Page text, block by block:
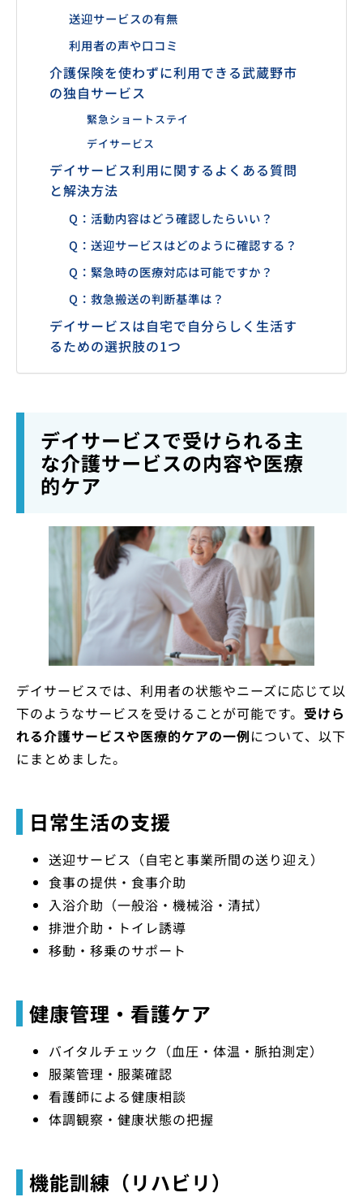
送迎サービスの有無
利用者の声や口コミ
介護保険を使わずに利用できる武蔵野市
の独自サービス
緊急ショートステイ
デイサービス
デイサービス利用に関するよくある質問
と解決方法
Q：活動内容はどう確認したらいい？
Q：送迎サービスはどのように確認する？
Q：緊急時の医療対応は可能ですか？
Q：救急搬送の判断基準は？
デイサービスは自宅で自分らしく生活す
るための選択肢の1つ
デイサービスで受けられる主
な介護サービスの内容や医療
的ケア
デイサービスでは、利用者の状態やニーズに応じて以
下のようなサービスを受けることが可能です。 受けら
れる介護サービスや医療的ケアの一例について、以下
にまとめました。
日常生活の支援
送迎サービス（自宅と事業所間の送り迎え）
食事の提供・食事介助
入浴介助（一般浴・機械浴・清拭）
排泄介助・トイレ誘導
移動・移乗のサポート
健康管理・看護ケア
バイタルチェック（血圧・体温・脈拍測定）
服薬管理・服薬確認
看護師による健康相談
体調観察・健康状態の把握
機能訓練（リハビリ）